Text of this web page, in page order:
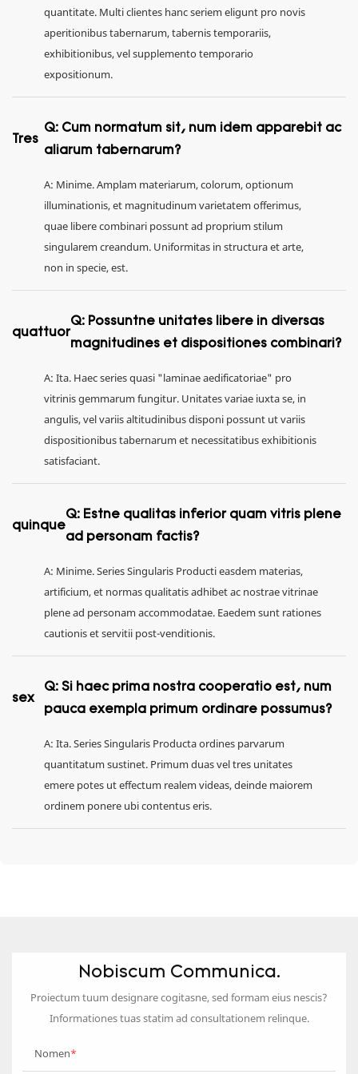
quantitate. Multi clientes hanc seriem eligunt pro novis
aperitionibus tabernarum, tabernis temporariis,
exhibitionibus, vel supplemento temporario
expositionum.
Tres
Q: Cum normatum sit, num idem apparebit ac
aliarum tabernarum?
A: Minime. Amplam materiarum, colorum, optionum
illuminationis, et magnitudinum varietatem offerimus,
quae libere combinari possunt ad proprium stilum
singularem creandum. Uniformitas in structura et arte,
non in specie, est.
quattuor
Q: Possuntne unitates libere in diversas
magnitudines et dispositiones combinari?
A: Ita. Haec series quasi "laminae aedificatoriae" pro
vitrinis gemmarum fungitur. Unitates variae iuxta se, in
angulis, vel variis altitudinibus disponi possunt ut variis
dispositionibus tabernarum et necessitatibus exhibitionis
satisfaciant.
quinque
Q: Estne qualitas inferior quam vitris plene
ad personam factis?
A: Minime. Series Singularis Producti easdem materias,
artificium, et normas qualitatis adhibet ac nostrae vitrinae
plene ad personam accommodatae. Eaedem sunt rationes
cautionis et servitii post-venditionis.
sex
Q: Si haec prima nostra cooperatio est, num
pauca exempla primum ordinare possumus?
A: Ita. Series Singularis Producta ordines parvarum
quantitatum sustinet. Primum duas vel tres unitates
emere potes ut effectum realem videas, deinde maiorem
ordinem ponere ubi contentus eris.
Nobiscum Communica.
Proiectum tuum designare cogitasne, sed formam eius nescis?
Informationes tuas statim ad consultationem relinque.
Nomen